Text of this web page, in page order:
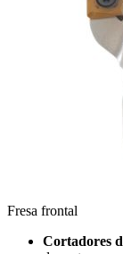
Fresa frontal
Cortadores